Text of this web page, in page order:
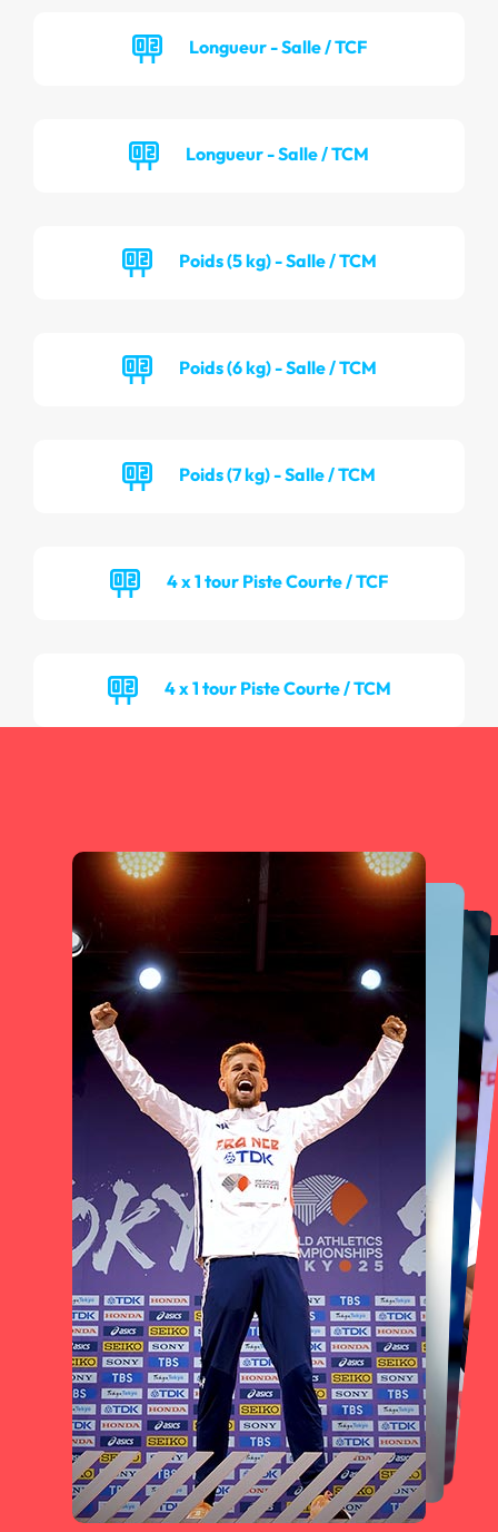
Longueur - Salle / TCF
Longueur - Salle / TCM
Poids (5 kg) - Salle / TCM
Poids (6 kg) - Salle / TCM
Poids (7 kg) - Salle / TCM
4 x 1 tour Piste Courte / TCF
4 x 1 tour Piste Courte / TCM